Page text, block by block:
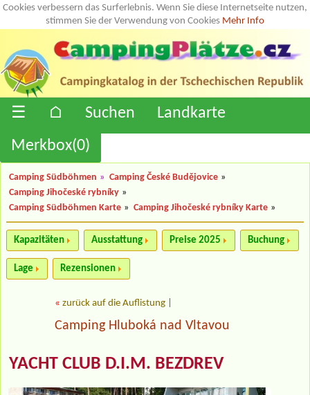
Cookies verbessern das Surferlebnis. Wenn Sie diese Internetseite nutzen,
stimmen Sie der Verwendung von Cookies Mehr Info
☰ ⌂ Suchen
Landkarte
Merkbox(0)
Camping Südböhmen » Camping České Budějovice »
Camping Jihočeské rybníky »
Camping Südböhmen Karte » Camping Jihočeské rybníky Karte »
Kapazitäten Ausstattung Preise 2025 Buchung
Lage Rezensionen
« zurück auf die Auflistung
Camping Hluboká nad Vltavou
YACHT CLUB D.I.M. BEZDREV